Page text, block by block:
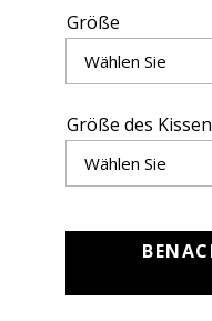
Größe
Größe des